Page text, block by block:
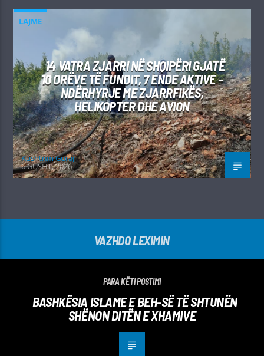
LAJME
14 VATRA ZJARRI NË SHQIPËRI GJATË
10 ORËVE TË FUNDIT, 7 ENDE AKTIVE –
NDËRHYRJE ME ZJARRFIKËS,
HELIKOPTER DHE AVION
Kushtrim Guraj
6 GUSHT, 2026
VAZHDO LEXIMIN
PARA KËTI POSTIMI
BASHKËSIA ISLAME E BEH-SË TË SHTUNËN
SHËNON DITËN E XHAMIVE